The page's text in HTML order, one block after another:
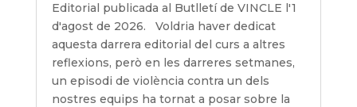
Editorial publicada al Butlletí de VINCLE l'1
d'agost de 2026. Voldria haver dedicat
aquesta darrera editorial del curs a altres
reflexions, però en les darreres setmanes,
un episodi de violència contra un dels
nostres equips ha tornat a posar sobre la